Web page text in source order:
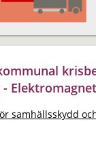
-
samhällsskydd